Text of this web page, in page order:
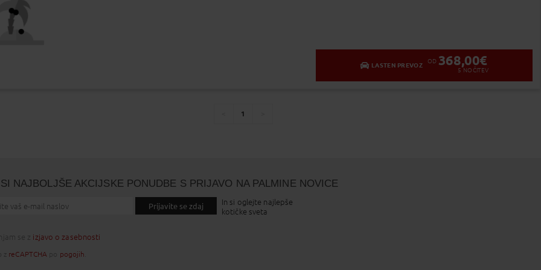
LASTEN PREVOZ
OD 368,00€
5 NOČITEV
You're
1
NAJBOLJŠE AKCIJSKE PONUDBE S PRIJAVO NA PALMINE NOVICE
Prijavite se zdaj
In si oglejte najlepše
kotičke sveta
se z izjavo o zasebnosti
z reCAPTCHA pogojih